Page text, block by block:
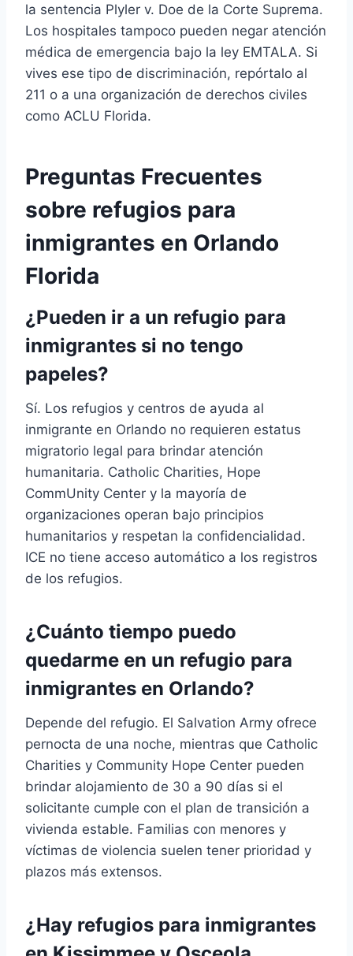
la sentencia Plyler v. Doe de la Corte Suprema.
Los hospitales tampoco pueden negar atención
médica de emergencia bajo la ley EMTALA. Si
vives ese tipo de discriminación, repórtalo al
211 o a una organización de derechos civiles
como ACLU Florida.
Preguntas Frecuentes
sobre refugios para
inmigrantes en Orlando
Florida
¿Pueden ir a un refugio para
inmigrantes si no tengo
papeles?
Sí. Los refugios y centros de ayuda al
inmigrante en Orlando no requieren estatus
migratorio legal para brindar atención
humanitaria. Catholic Charities, Hope
CommUnity Center y la mayoría de
organizaciones operan bajo principios
humanitarios y respetan la confidencialidad.
ICE no tiene acceso automático a los registros
de los refugios.
¿Cuánto tiempo puedo
quedarme en un refugio para
inmigrantes en Orlando?
Depende del refugio. El Salvation Army ofrece
pernocta de una noche, mientras que Catholic
Charities y Community Hope Center pueden
brindar alojamiento de 30 a 90 días si el
solicitante cumple con el plan de transición a
vivienda estable. Familias con menores y
víctimas de violencia suelen tener prioridad y
plazos más extensos.
¿Hay refugios para inmigrantes